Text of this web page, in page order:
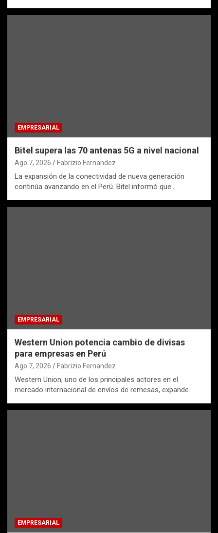
EMPRESARIAL
Bitel supera las 70 antenas 5G a nivel nacional
Ago 7, 2026 Fabrizio Fernandez
La expansión de la conectividad de nueva generación
continúa avanzando en el Perú. Bitel informó que…
EMPRESARIAL
Western Union potencia cambio de divisas
para empresas en Perú
Ago 7, 2026 Fabrizio Fernandez
Western Union, uno de los principales actores en el
mercado internacional de envíos de remesas, expande…
EMPRESARIAL